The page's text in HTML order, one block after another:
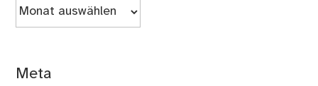
Archiv
Meta